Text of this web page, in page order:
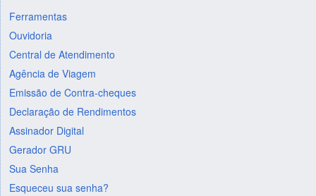
Ferramentas
Ouvidoria
Central de Atendimento
Agência de Viagem
Emissão de Contra-cheques
Declaração de Rendimentos
Assinador Digital
Gerador GRU
Sua Senha
Esqueceu sua senha?